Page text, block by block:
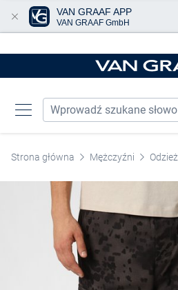
Strona główna Mężczyźni Odzież
VAN GRAAF APP
VAN GRAAF GmbH